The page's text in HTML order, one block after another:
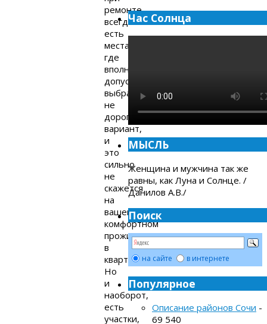
ремонте
всегда
есть
места,
где
вполне
допустимо
выбрать
не
дорогой
вариант,
и
это
сильно
не
скажется
на
вашем
комфортном
проживании
в
квартире.
Но
и
наоборот,
есть
участки,
Час Солнца
МЫСЛЬ
Женщина и мужчина так же
равны, как Луна и Солнце. /
Данилов А.В./
Поиск
на сайте в интернете
Популярное
Описание районов Сочи -
69 540